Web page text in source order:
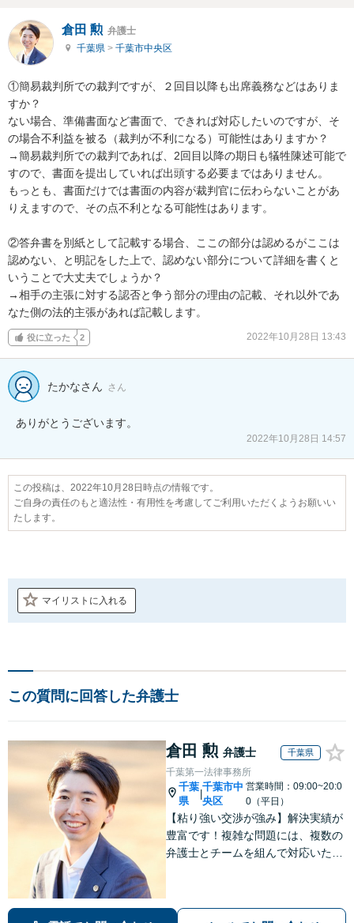
倉田 勲 弁護士
千葉県 > 千葉市中央区
①簡易裁判所での裁判ですが、２回目以降も出席義務などはありま
すか？
ない場合、準備書面など書面で、できれば対応したいのですが、そ
の場合不利益を被る（裁判が不利になる）可能性はありますか？
→簡易裁判所での裁判であれば、2回目以降の期日も犠牲陳述可能で
すので、書面を提出していれば出頭する必要まではありません。
もっとも、書面だけでは書面の内容が裁判官に伝わらないことがあ
りえますので、その点不利となる可能性はあります。
②答弁書を別紙として記載する場合、ここの部分は認めるがここは
認めない、と明記をした上で、認めない部分について詳細を書くと
いうことで大丈夫でしょうか？
→相手の主張に対する認否と争う部分の理由の記載、それ以外であ
なた側の法的主張があれば記載します。
役に立った 2 2022年10月28日 13:43
たかなさん さん
ありがとうございます。
2022年10月28日 14:57
この投稿は、2022年10月28日時点の情報です。
ご自身の責任のもと適法性・有用性を考慮してご利用いただくようお願いい
たします。
マイリストに入れる
この質問に回答した弁護士
倉田 勲 弁護士 千葉県
千葉第一法律事務所
千葉
県
千葉市中
央区
営業時間：09:00~20:0
0（平日）
【粘り強い交渉が強み】解決実績が
豊富です！複雑な問題には、複数の
弁護士とチームを組んで対応いたし